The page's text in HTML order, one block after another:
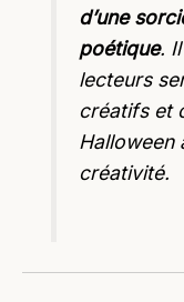
d’une
poétique.
lecteurs
créatifs et
Halloween
créativité.